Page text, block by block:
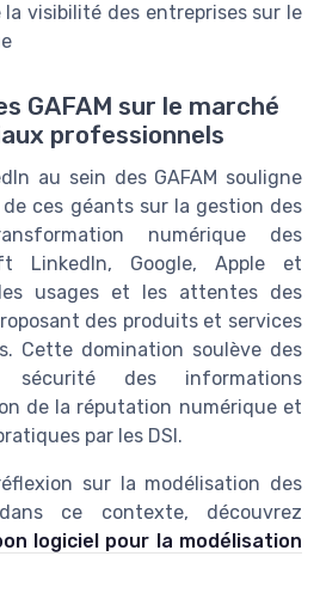
visibilité des entreprises sur le
GAFAM sur le marché
professionnels
au sein des GAFAM souligne
ces géants sur la gestion des
numérique des
LinkedIn, Google, Apple et
usages et les attentes des
des produits et services
Cette domination soulève des
des informations
de la réputation numérique et
par les DSI.
sur la modélisation des
ce contexte, découvrez
logiciel pour la modélisation